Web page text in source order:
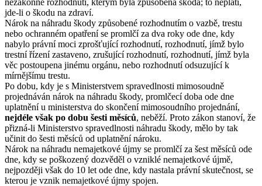
jde-li o škodu na zdraví.
Nárok na náhradu škody způsobené rozhodnutím o vazbě, trestu
nebo ochranném opatření se promlčí za dva roky ode dne, kdy
nabylo právní moci zprošťující rozhodnutí, rozhodnutí, jímž bylo
trestní řízení zastaveno, zrušující rozhodnutí, rozhodnutí, jímž byla
věc postoupena jinému orgánu, nebo rozhodnutí odsuzující k
mírnějšímu trestu.
Po dobu, kdy je s Ministerstvem spravedlnosti mimosoudně
projednáván nárok na náhradu škody, promlčecí doba ode dne
uplatnění u ministerstva do skončení mimosoudního projednání,
nejdéle však po dobu šesti měsíců, neběží. Proto zákon stanoví, že
přizná-li Ministerstvo spravedlnosti náhradu škody, mělo by tak
učinit do šesti měsíců od uplatnění nároku.
Nárok na náhradu nemajetkové újmy se promlčí za šest měsíců ode
dne, kdy se poškozený dozvěděl o vzniklé nemajetkové újmě,
nejpozději však do 10 let ode dne, kdy nastala právní skutečnost, se
kterou je vznik nemajetkové újmy spojen.